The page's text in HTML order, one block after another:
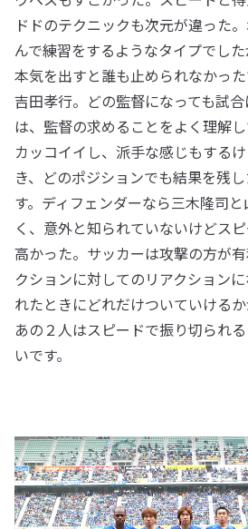
ドドのテクニックも次元が違った
んで練習をするようなタイプでし
本気を出すと誰も止められなかっ
吉田孝行。どの監督になっても試
は、監督の求めることをよく理解
カッコイイし、派手な感じもする
き、どのポジションでも結果を残
す。ディフェンダーなら三木隆司
く、意外と知られていないけどス
高かった。サッカーは攻撃の方が
クションに対してのリアクション
れたときにどれだけついていけるか
あの２人はスピードで振り切られ
いです。